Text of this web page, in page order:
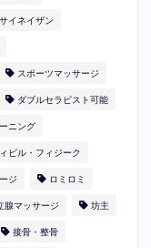
イネイザン
スポーツマッサージ
ダブルセラピスト可能
ニング
ビル・フィジーク
ジ ロミロミ
腺マッサージ 坊主
接骨・整骨